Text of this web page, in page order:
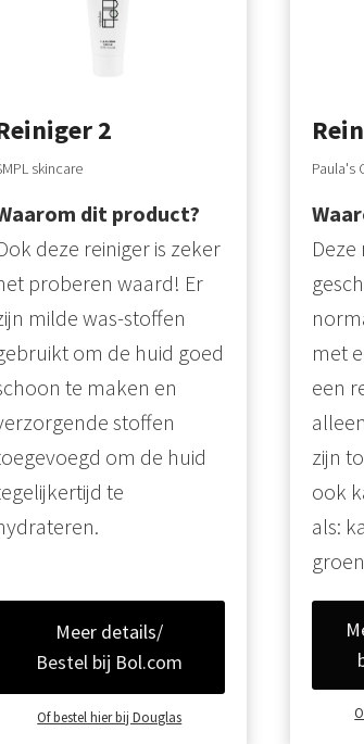
2
skincare
dit product?
deze reiniger is zeker
proberen waard! Er
milde was-stoffen
om de huid goed
te maken en
stoffen
om de huid
te
Meer details/
Bestel bij Bol.com
Of bestel hier bij Douglas
Paula's
Deze
met
een
zijn
ook
als: